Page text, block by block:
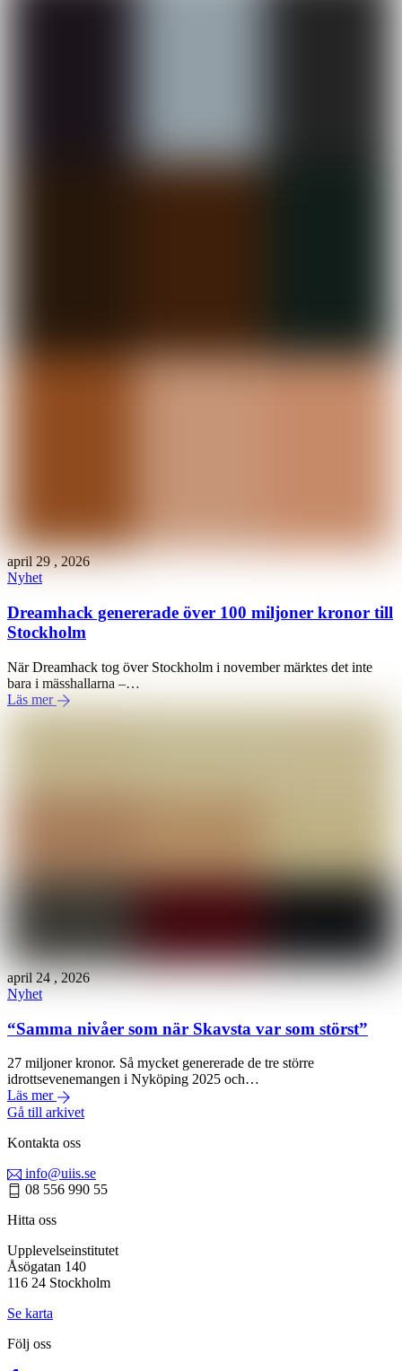
april 29,2026
Nyhet
Dreamhack genererade över 100 miljoner kronor till
Stockholm
När Dreamhack tog över Stockholm i november märktes det inte
bara i mässhallarna –…
Läs mer
april 24,2026
Nyhet
“Samma nivåer som när Skavsta var som störst”
27 miljoner kronor. Så mycket genererade de tre större
idrottsevenemangen i Nyköping 2025 och…
Läs mer
Gå till arkivet
Kontakta oss
info@uiis.se
08 556 990 55
Hitta oss
Upplevelseinstitutet
Åsögatan 140
116 24 Stockholm
Se karta
Följ oss